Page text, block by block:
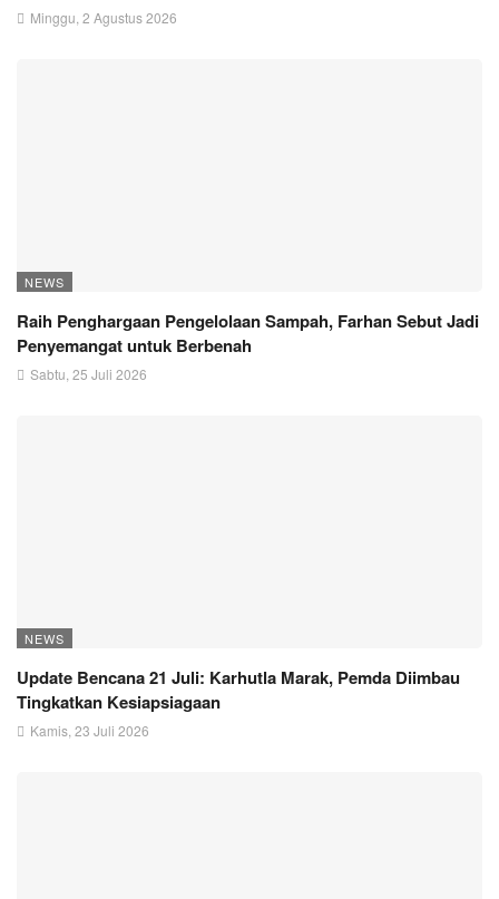
Minggu, 2 Agustus 2026
NEWS
Raih Penghargaan Pengelolaan Sampah, Farhan Sebut Jadi
Penyemangat untuk Berbenah
Sabtu, 25 Juli 2026
NEWS
Update Bencana 21 Juli: Karhutla Marak, Pemda Diimbau
Tingkatkan Kesiapsiagaan
Kamis, 23 Juli 2026